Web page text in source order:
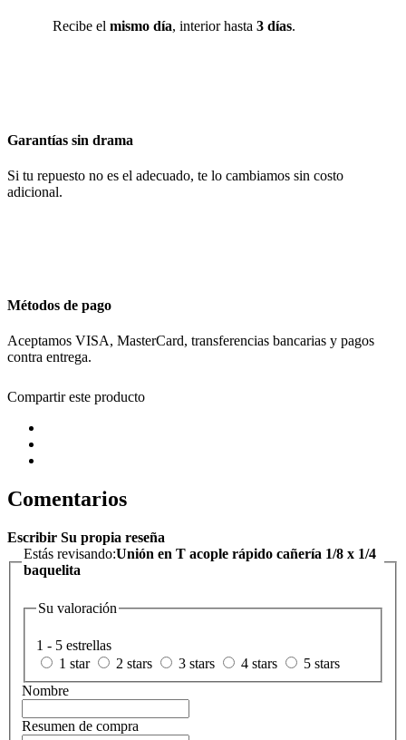
Recibe el mismo día, interior hasta 3 días.
Garantías sin drama
Si tu repuesto no es el adecuado, te lo cambiamos sin costo
adicional.
Métodos de pago
Aceptamos VISA, MasterCard, transferencias bancarias y pagos
contra entrega.
Compartir este producto
Comentarios
Escribir Su propia reseña
Estás revisando:Unión en T acople rápido cañería 1/8 x 1/4
baquelita
Su valoración
1 - 5 estrellas
1 star
2 stars 3 stars 4 stars
5 stars
Nombre
Resumen de compra